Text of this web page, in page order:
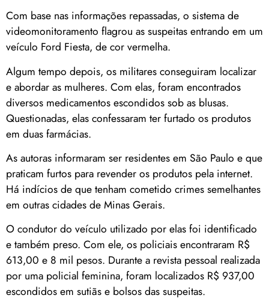
Com base nas informações repassadas, o sistema de
videomonitoramento flagrou as suspeitas entrando em um
veículo Ford Fiesta, de cor vermelha.
Algum tempo depois, os militares conseguiram localizar
e abordar as mulheres. Com elas, foram encontrados
diversos medicamentos escondidos sob as blusas.
Questionadas, elas confessaram ter furtado os produtos
em duas farmácias.
As autoras informaram ser residentes em São Paulo e que
praticam furtos para revender os produtos pela internet.
Há indícios de que tenham cometido crimes semelhantes
em outras cidades de Minas Gerais.
O condutor do veículo utilizado por elas foi identificado
e também preso. Com ele, os policiais encontraram R$
613,00 e 8 mil pesos. Durante a revista pessoal realizada
por uma policial feminina, foram localizados R$ 937,00
escondidos em sutiãs e bolsos das suspeitas.